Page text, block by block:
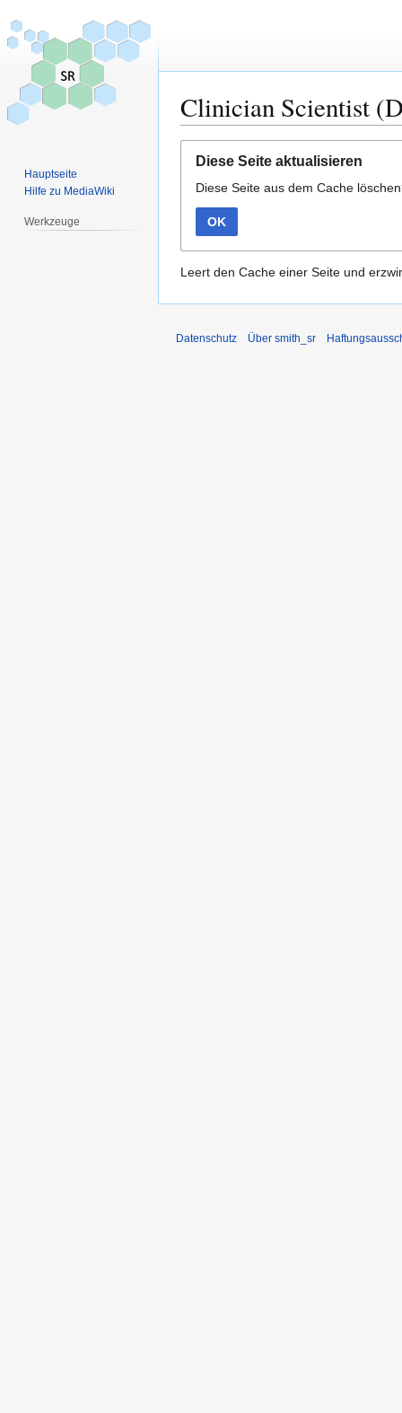
Clinician Scientist
Navigation
springen
Suche
springen
Diese Seite aktualisieren
Diese Seite aus dem Cache
OK
Leert den Cache einer Seite und
Hauptseite
Hilfe zu MediaWiki
Werkzeuge
Datenschutz Über smith_sr